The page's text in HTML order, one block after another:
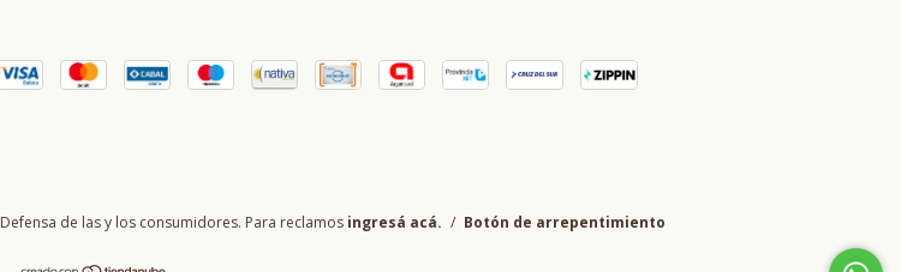
Defensa de las y los consumidores. Para reclamos ingresá acá. / Botón de arrepentimiento